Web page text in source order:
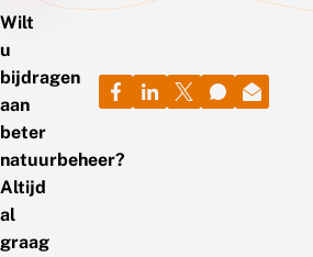
Wilt
u
bijdragen
aan
beter
natuurbeheer?
Altijd
al
graag